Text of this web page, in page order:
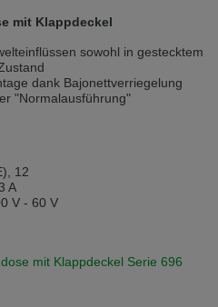
než je právě používaný jazyk. Tato
Přejete si přepnout na anglickou
prefers another language than the
in English. Would you like to
Stay on this version
mit Klappdeckel
sowohl in gestecktem
dank Bajonettverriegelung
"Normalausführung"
12
A
V - 60 V
mit Klappdeckel Serie 696